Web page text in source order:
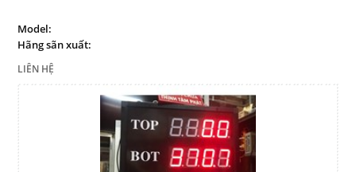
Model:
Hãng sãn xuất:
LIÊN HỆ
nghiệp
Bảng điện tử công nghiệp
Giải pháp quản lý sản xuất
tinh gọn
Bảng led hiển thị
Thiết bị cảnh báo
Thiết bị điều khiển